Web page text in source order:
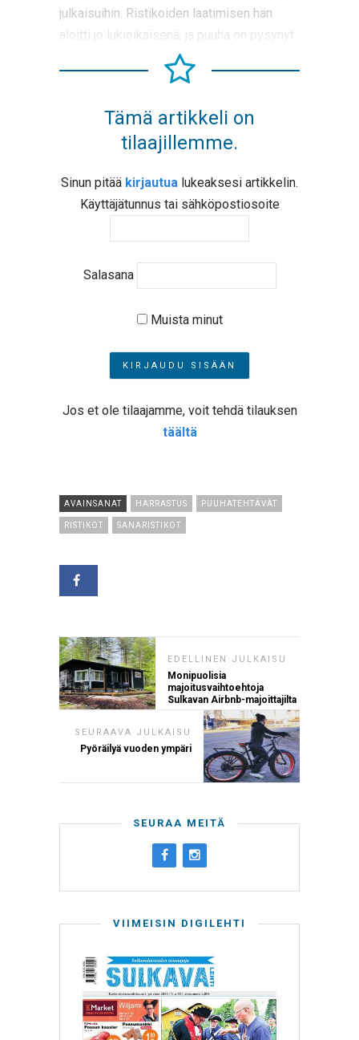
julkaisuihin. Ristikoiden laatimisen hän
aloitti jo lukioikäisenä, ja puuha on pysynyt
Tämä artikkeli on
tilaajillemme.
Sinun pitää kirjautua lukeaksesi artikkelin.
Käyttäjätunnus tai sähköpostiosoite
Salasana
Muista minut
Jos et ole tilaajamme, voit tehdä tilauksen
täältä
AVAINSANAT HARRASTUS PUUHATEHTÄVÄT
RISTIKOT SANARISTIKOT
EDELLINEN JULKAISU
Monipuolisia
majoitusvaihtoehtoja
Sulkavan Airbnb-majoittajilta
SEURAAVA JULKAISU
Pyöräilyä vuoden ympäri
SEURAA MEITÄ
VIIMEISIN DIGILEHTI